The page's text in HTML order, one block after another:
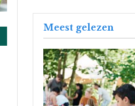
Meest gelezen